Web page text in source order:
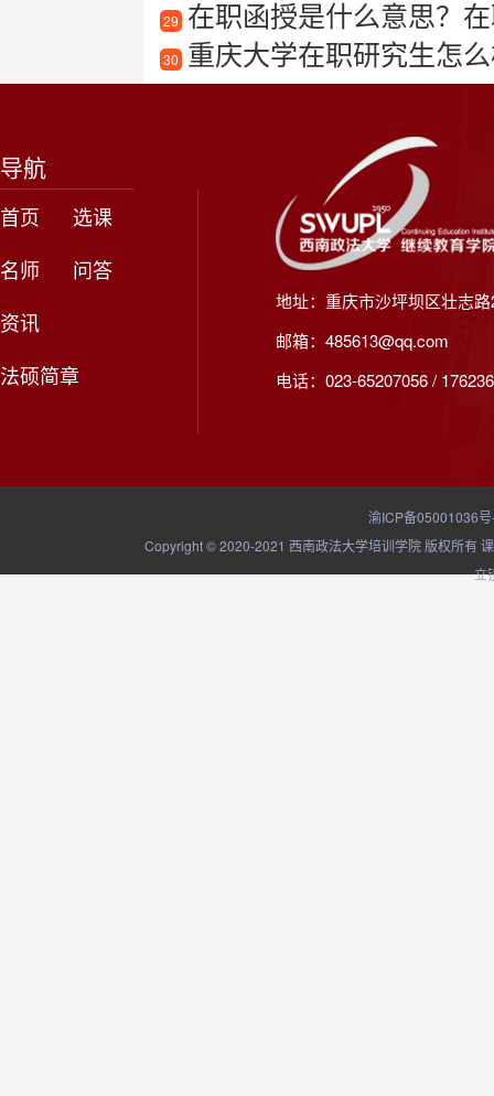
29 在职函授是什么意思？
30 重庆大学在职研究生怎
导航
首页
选课
名师
问答
资讯
法硕简章
地址：重庆市沙坪坝区壮志
邮箱：485613@qq.com
电话：023-65207056 /
渝ICP备05001036
Copyright © 2020-2021 西南政法大学培训学院 版权所有
立